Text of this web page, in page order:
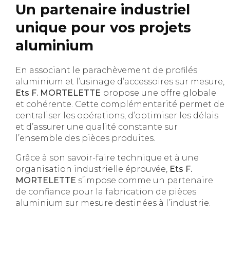
Un partenaire industriel
unique pour vos projets
aluminium
En associant le parachèvement de profilés
aluminium et l’usinage d’accessoires sur mesure,
Ets F. MORTELETTE propose une offre globale
et cohérente. Cette complémentarité permet de
centraliser les opérations, d’optimiser les délais
et d’assurer une qualité constante sur
l’ensemble des pièces produites.
Grâce à son savoir-faire technique et à une
organisation industrielle éprouvée, Ets F.
MORTELETTE s’impose comme un partenaire
de confiance pour la fabrication de pièces
aluminium sur mesure destinées à l’industrie.